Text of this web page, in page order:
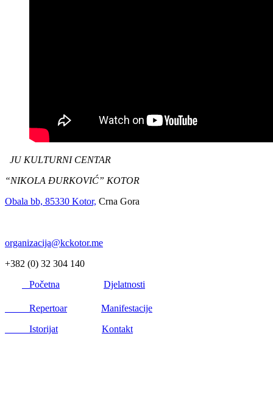
JU KULTURNI CENTAR
“NIKOLA ĐURKOVIĆ” KOTOR
Obala bb, 85330 Kotor, Crna Gora
organizacija@kckotor.me
+382 (0) 32 304 140
Početna
Djelatnosti
Repertoar
Manifestacije
Istorijat
Kontakt